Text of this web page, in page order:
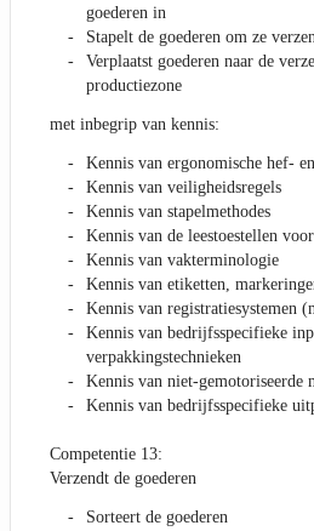
goederen in
Stapelt de goederen om ze
Verplaatst goederen naar de
productiezone
met inbegrip van kennis:
Kennis van ergonomische hef-
Kennis van veiligheidsregels
Kennis van stapelmethodes
Kennis van de leestoestellen
Kennis van vakterminologie
Kennis van etiketten,
Kennis van registratiesystemen
Kennis van bedrijfsspecifieke
verpakkingstechnieken
Kennis van niet-gemotoriseerde
Kennis van bedrijfsspecifieke
Competentie 13:
Verzendt de goederen
Sorteert de goederen